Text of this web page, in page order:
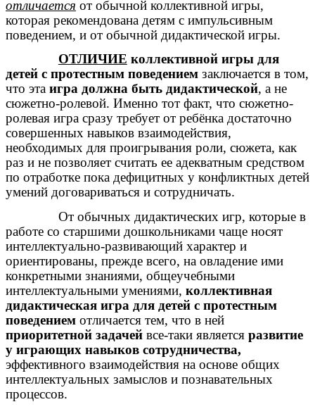
отличается от обычной коллективной игры,
которая рекомендована детям с импульсивным
поведением, и от обычной дидактической игры.
ОТЛИЧИЕ коллективной игры для
детей с протестным поведением заключается в том,
что эта игра должна быть дидактической, а не
сюжетно-ролевой. Именно тот факт, что сюжетно-
ролевая игра сразу требует от ребёнка достаточно
совершенных навыков взаимодействия,
необходимых для проигрывания роли, сюжета, как
раз и не позволяет считать ее адекватным средством
по отработке пока дефицитных у конфликтных детей
умений договариваться и сотрудничать.
От обычных дидактических игр, которые в
работе со старшими дошкольниками чаще носят
интеллектуально-развивающий характер и
ориентированы, прежде всего, на овладение ими
конкретными знаниями, общеучебными
интеллектуальными умениями, коллективная
дидактическая игра для детей с протестным
поведением отличается тем, что в ней
приоритетной задачей все-таки является развитие
у играющих навыков сотрудничества,
эффективного взаимодействия на основе общих
интеллектуальных замыслов и познавательных
процессов.